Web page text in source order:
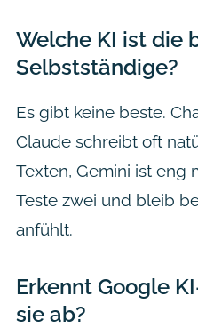
Welche KI ist die
Selbstständige?
Es gibt keine beste.
Claude schreibt oft
Texten, Gemini ist eng
Teste zwei und bleib
anfühlt.
Erkennt Google
sie ab?